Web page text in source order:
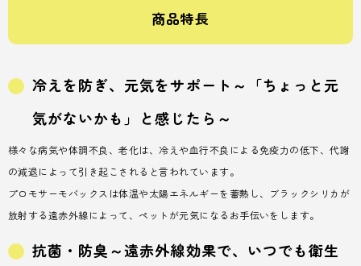
商品特長
冷えを防ぎ、元気をサポート～「ちょっと元
気がないかも」と感じたら～
様々な病気や体調不良、老化は、冷えや血行不良による免疫力の低下、代謝
の減退によって引き起こされると言われています。
プロモサーモバックスは体温や太陽エネルギーを蓄熱し、ブラックシリカが
放射する遠赤外線によって、ペットが元気になるお手伝いをします。
抗菌・防臭～遠赤外線効果で、いつでも衛生